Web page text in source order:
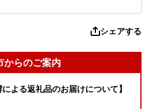
シェアする
からのご案内
よる返礼品のお届けについて】